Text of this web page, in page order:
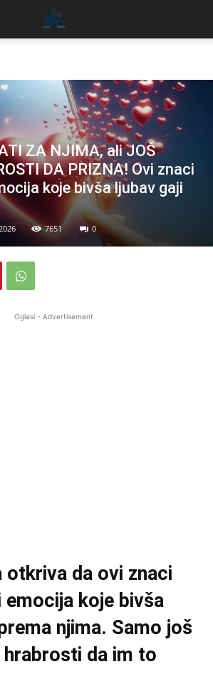
ZA NJIMA, ali JOŠ
DA PRIZNA! Ovi znaci
koje bivša ljubav gaji
7651 0
Oglasi - Advertisement
da ovi znaci
emocija koje bivša
njima. Samo još
hrabrosti da im to